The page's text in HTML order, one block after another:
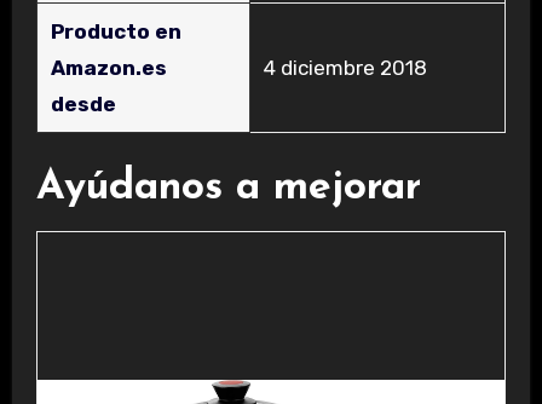
Producto en
Amazon.es
desde
4 diciembre 2018
Ayúdanos a mejorar